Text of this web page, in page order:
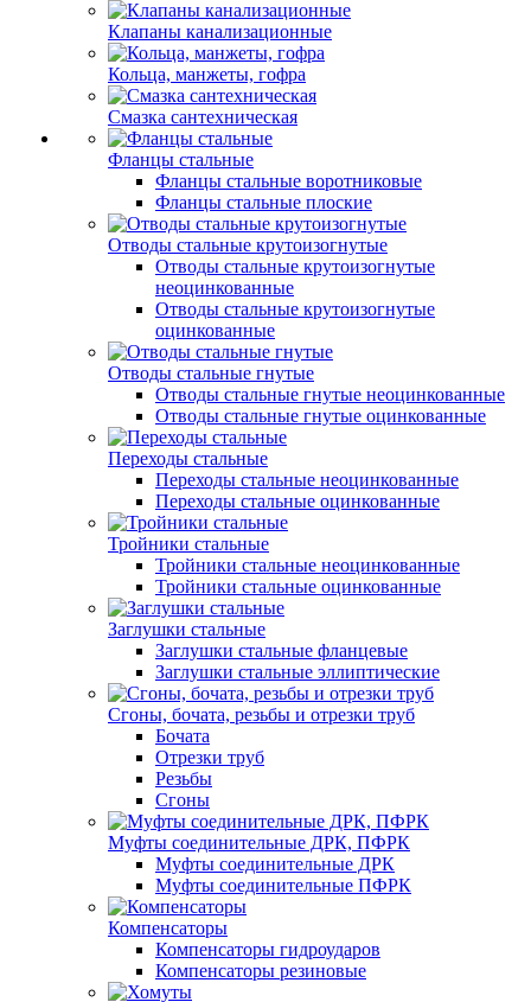
Клапаны канализационные
Кольца, манжеты, гофра
Смазка сантехническая
Фланцы стальные
Фланцы стальные воротниковые
Фланцы стальные плоские
Отводы стальные крутоизогнутые
Отводы стальные крутоизогнутые
неоцинкованные
Отводы стальные крутоизогнутые
оцинкованные
Отводы стальные гнутые
Отводы стальные гнутые неоцинкованные
Отводы стальные гнутые оцинкованные
Переходы стальные
Переходы стальные неоцинкованные
Переходы стальные оцинкованные
Тройники стальные
Тройники стальные неоцинкованные
Тройники стальные оцинкованные
Заглушки стальные
Заглушки стальные фланцевые
Заглушки стальные эллиптические
Сгоны, бочата, резьбы и отрезки труб
Бочата
Отрезки труб
Резьбы
Сгоны
Муфты соединительные ДРК, ПФРК
Муфты соединительные ДРК
Муфты соединительные ПФРК
Компенсаторы
Компенсаторы гидроударов
Компенсаторы резиновые